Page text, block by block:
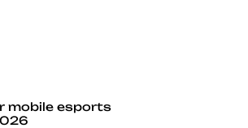
mobile esports